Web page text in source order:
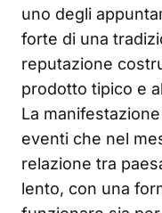
uno degli
forte di una
reputazione
prodotto tipico e
La
eventi che nel
relazione tra
lento, con una